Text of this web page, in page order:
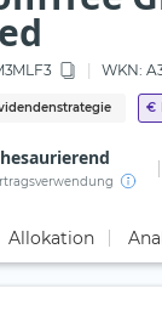
WKN:
€
Allokation